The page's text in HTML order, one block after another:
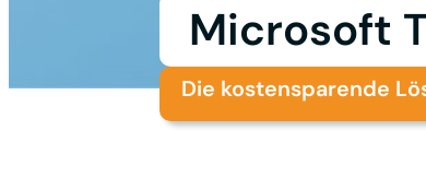
Microsoft
Die kostensparende